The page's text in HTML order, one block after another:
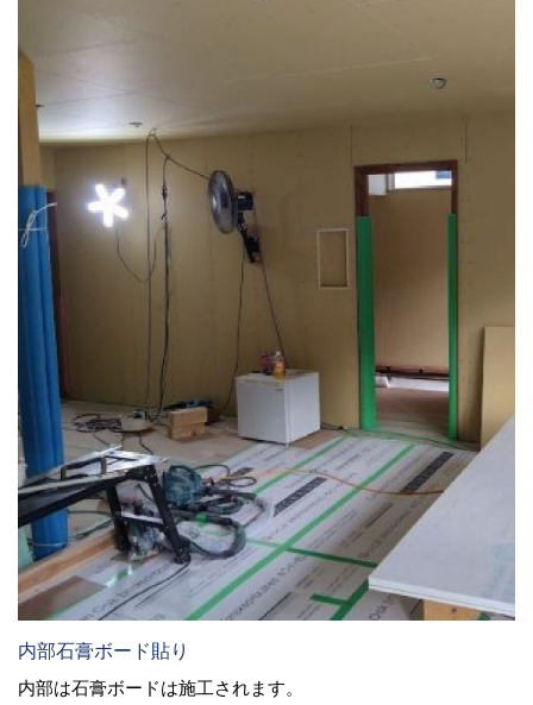
内部石膏ボード貼り
内部は石膏ボードは施工されます。